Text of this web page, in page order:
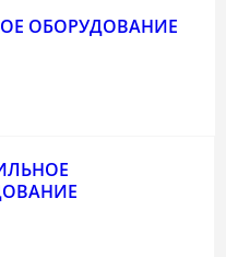
ОБОРУДОВАНИЕ